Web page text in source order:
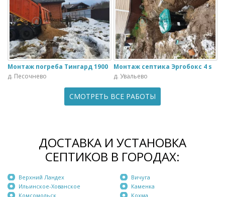
Монтаж погреба Тингард 1900
д. Песочнево
Монтаж септика Эргобокс 4 s
д. Увальево
СМОТРЕТЬ ВСЕ РАБОТЫ
ДОСТАВКА И УСТАНОВКА
СЕПТИКОВ В ГОРОДАХ:
Верхний Ландех
Ильинское-Хованское
Комсомольск
Вичуга
Каменка
Кохма